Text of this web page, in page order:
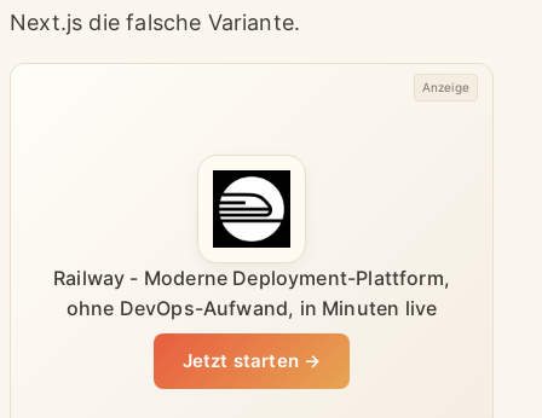
Next.js die falsche Variante.
Railway - Moderne Deployment-Plattform,
ohne DevOps-Aufwand, in Minuten live
Jetzt starten →
Anzeige